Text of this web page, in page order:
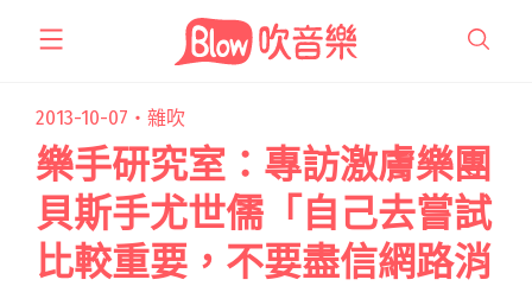
2013-10-07・ 雜吹
樂手研究室：專訪激膚樂團
貝斯手尤世儒「自己去嘗試
比較重要，不要盡信網路消